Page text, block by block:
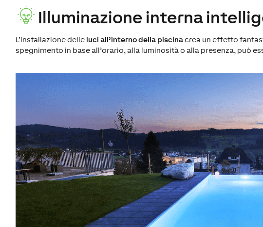
Illuminazione interna
L’installazione delle luci all’interno della piscinacrea un effetto
spegnimento in base all’orario, alla luminosità o alla presenza, può